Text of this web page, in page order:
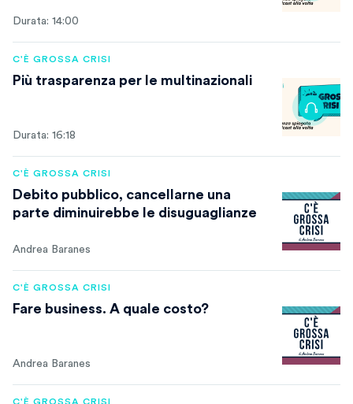
Durata: 14:00
C'È GROSSA CRISI
Più trasparenza per le multinazionali
Durata: 16:18
C'È GROSSA CRISI
Debito pubblico, cancellarne una
parte diminuirebbe le disuguaglianze
Andrea Baranes
C'È GROSSA CRISI
Fare business. A quale costo?
Andrea Baranes
C'È GROSSA CRISI